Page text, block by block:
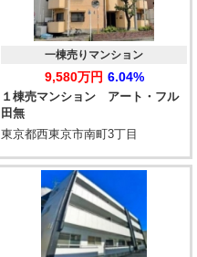
１棟売マンション アート・フル
田無
一棟売りマンション
9,580万円 6.04%
東京都西東京市南町3丁目